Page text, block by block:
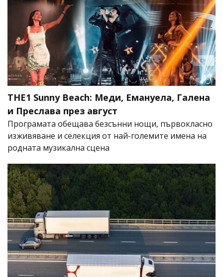
THE1 Sunny Beach: Меди, Емануела, Галена
и Преслава през август
Програмата обещава безсънни нощи, първокласно
изживяване и селекция от най-големите имена на
родната музикална сцена